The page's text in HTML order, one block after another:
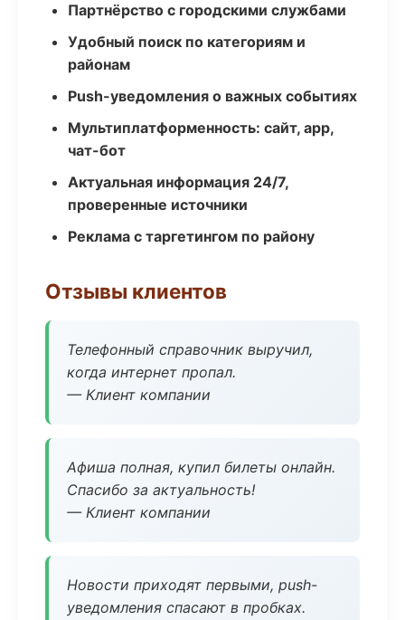
Партнёрство с городскими службами
Удобный поиск по категориям и
районам
Push-уведомления о важных событиях
Мультиплатформенность: сайт, app,
чат-бот
Актуальная информация 24/7,
проверенные источники
Реклама с таргетингом по району
Отзывы клиентов
Телефонный справочник выручил,
когда интернет пропал.
— Клиент компании
Афиша полная, купил билеты онлайн.
Спасибо за актуальность!
— Клиент компании
Новости приходят первыми, push-
уведомления спасают в пробках.